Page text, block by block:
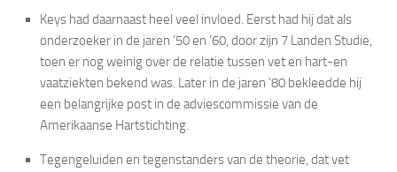
Keys had daarnaast heel veel invloed. Eerst had hij dat als
onderzoeker in de jaren ’50 en ’60, door zijn 7 Landen Studie,
toen er nog weinig over de relatie tussen vet en hart-en
vaatziekten bekend was. Later in de jaren ’80 bekleedde hij
een belangrijke post in de adviescommissie van de
Amerikaanse Hartstichting.
Tegengeluiden en tegenstanders van de theorie, dat vet